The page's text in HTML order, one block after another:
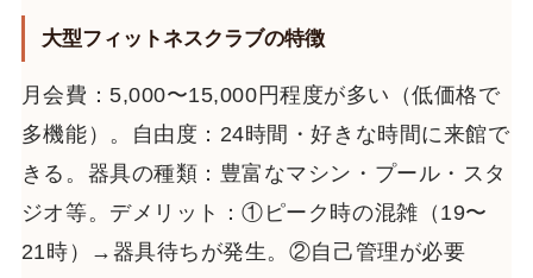
大型フィットネスクラブの特徴
月会費：5,000〜15,000円程度が多い（低価格で
多機能）。自由度：24時間・好きな時間に来館で
きる。器具の種類：豊富なマシン・プール・スタ
ジオ等。デメリット：①ピーク時の混雑（19〜
21時）→器具待ちが発生。②自己管理が必要